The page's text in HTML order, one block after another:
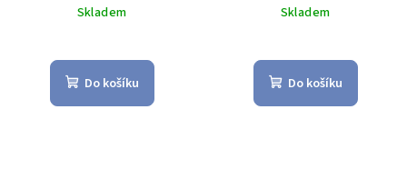
Skladem
Do košíku
Skladem
Do košíku